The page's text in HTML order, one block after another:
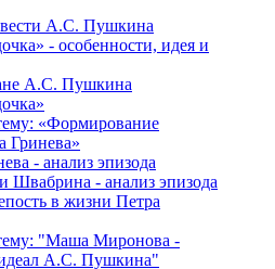
А.С. Пушкина
- особенности, идея и
А.С. Пушкина
«Формирование
Гринева»
- анализ эпизода
Швабрина - анализ эпизода
в жизни Петра
"Маша Миронова -
А.С. Пушкина"